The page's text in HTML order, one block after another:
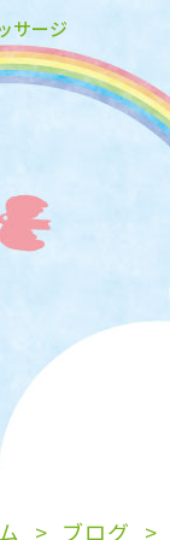
サージ
ブログ